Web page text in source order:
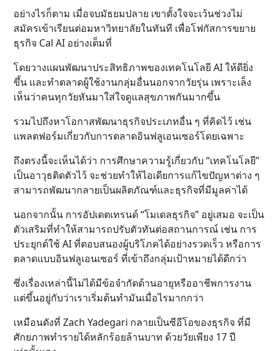
อย่างไรก็ตาม เมื่อจบมัธยมปลาย เขาตั้งใจจะเว้นช่วงไม่
สมัครเข้าเรียนต่อมหาวิทยาลัยในทันที เพื่อโฟกัสการขยาย
ธุรกิจ Cal AI อย่างเต็มที่
โดยวางแผนพัฒนาประสิทธิภาพของเทคโนโลยี AI ให้ดียิ่ง
ขึ้น และทำตลาดผู้ใช้งานกลุ่มอื่นนอกจากวัยรุ่น เพราะเล็ง
เห็นว่าคนทุกวัยหันมาใส่ใจดูแลสุขภาพกันมากขึ้น
รวมไปถึงหาโอกาสพัฒนาธุรกิจประเภทอื่น ๆ ที่คิดไว้ เช่น
แพลตฟอร์มเกี่ยวกับการตลาดอินฟลูเอนเซอร์โดยเฉพาะ
ถึงตรงนี้จะเห็นได้ว่า การศึกษาความรู้เกี่ยวกับ “เทคโนโลยี”
เป็นอาวุธติดตัวไว้ จะช่วยทำให้ไอเดียการแก้ไขปัญหาต่าง ๆ
สามารถพัฒนากลายเป็นผลิตภัณฑ์และธุรกิจที่มีมูลค่าได้
นอกจากนั้น การอัปเดตเทรนด์ “โมเดลธุรกิจ” อยู่เสมอ จะเป็น
ตัวเสริมที่ทำให้สามารถปรับตัวทันต่อสถานการณ์ เช่น การ
ประยุกต์ใช้ AI ที่ตอบสนองผู้บริโภคได้อย่างรวดเร็ว หรือการ
ตลาดแบบอินฟลูเอนเซอร์ ที่เข้าถึงกลุ่มเป้าหมายได้ดีกว่า
ซึ่งเรื่องเหล่านี้ไม่ได้มีข้อจำกัดด้านอายุหรืออาชีพการงาน
แต่ขึ้นอยู่กับว่าเราเริ่มต้นทำมันเมื่อไรมากกว่า
เหมือนดังที่ Zach Yadegari กลายเป็นซีอีโอของธุรกิจ ที่มี
ศักยภาพทำรายได้หลักร้อยล้านบาท ด้วยวัยเพียง 17 ปี